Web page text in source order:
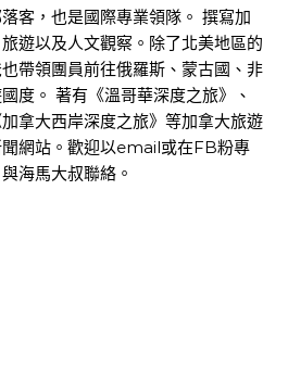
客，也是國際專業領隊。 撰寫加
遊以及人文觀察。除了北美地區的
帶領團員前往俄羅斯、蒙古國、非
度。 著有《溫哥華深度之旅》、
拿大西岸深度之旅》等加拿大旅遊
網站。歡迎以email或在FB粉專
海馬大叔聯絡。